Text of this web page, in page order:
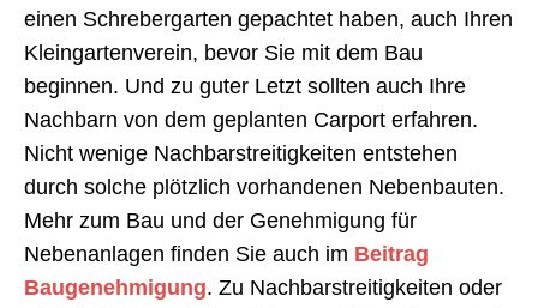
einen Schrebergarten gepachtet haben, auch Ihren
Kleingartenverein, bevor Sie mit dem Bau
beginnen. Und zu guter Letzt sollten auch Ihre
Nachbarn von dem geplanten Carport erfahren.
Nicht wenige Nachbarstreitigkeiten entstehen
durch solche plötzlich vorhandenen Nebenbauten.
Mehr zum Bau und der Genehmigung für
Nebenanlagen finden Sie auch im Beitrag
Baugenehmigung. Zu Nachbarstreitigkeiten oder